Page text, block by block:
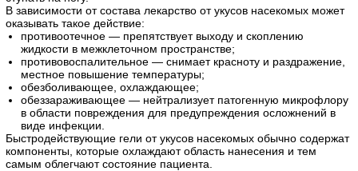
В зависимости от состава лекарство от укусов насекомых может
оказывать такое действие:
противоотечное — препятствует выходу и скоплению
жидкости в межклеточном пространстве;
противовоспалительное — снимает красноту и раздражение,
местное повышение температуры;
обезболивающее, охлаждающее;
обеззараживающее — нейтрализует патогенную микрофлору
в области повреждения для предупреждения осложнений в
виде инфекции.
Быстродействующие гели от укусов насекомых обычно содержат
компоненты, которые охлаждают область нанесения и тем
самым облегчают состояние пациента.